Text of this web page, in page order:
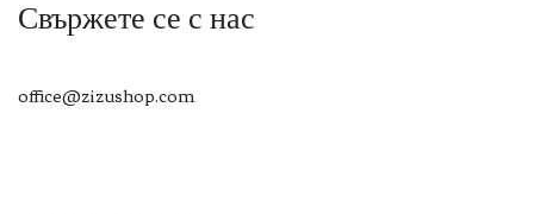
Свържете се с нас
office@zizushop.com